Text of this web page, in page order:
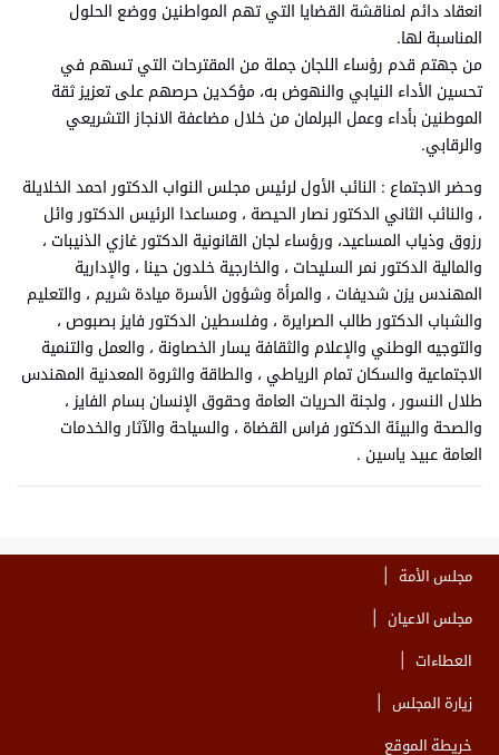
انعقاد دائم لمناقشة القضايا التي تهم المواطنين ووضع الحلول
المناسبة لها.
من جهتم قدم رؤساء اللجان جملة من المقترحات التي تسهم في
تحسين الأداء النيابي والنهوض به، مؤكدين حرصهم على تعزيز ثقة
الموطنين بأداء وعمل البرلمان من خلال مضاعفة الانجاز التشريعي
والرقابي.
وحضر الاجتماع : النائب الأول لرئيس مجلس النواب الدكتور احمد الخلايلة
، والنائب الثاني الدكتور نصار الحيصة ، ومساعدا الرئيس الدكتور وائل
رزوق وذياب المساعيد، ورؤساء لجان القانونية الدكتور غازي الذنيبات ،
والمالية الدكتور نمر السليحات ، والخارجية خلدون حينا ، والإدارية
المهندس يزن شديفات ، والمرأة وشؤون الأسرة ميادة شريم ، والتعليم
والشباب الدكتور طالب الصرايرة ، وفلسطين الدكتور فايز بصبوص ،
والتوجيه الوطني والإعلام والثقافة يسار الخصاونة ، والعمل والتنمية
الاجتماعية والسكان تمام الرياطي ، والطاقة والثروة المعدنية المهندس
طلال النسور ، ولجنة الحريات العامة وحقوق الإنسان بسام الفايز ،
والصحة والبيئة الدكتور فراس القضاة ، والسياحة والآثار والخدمات
العامة عبيد ياسين .
مجلس الأمة
مجلس الاعيان
العطاءات
زيارة المجلس
خريطة الموقع